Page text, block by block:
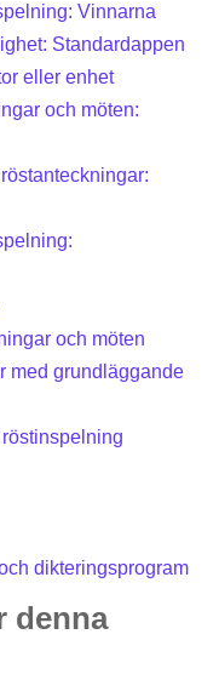
Vinnarna
Standardappen
eller enhet
och möten:
och möten
med grundläggande
dikteringsprogram
denna